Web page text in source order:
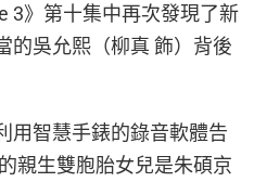
3》第十集中再次發現了新
的吳允熙（柳真 飾）背後
用智慧手錶的錄音軟體告
親生雙胞胎女兒是朱碩京